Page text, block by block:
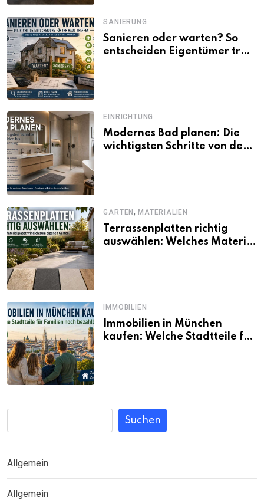
SANIERUNG
Sanieren oder warten? So
entscheiden Eigentümer trotz
EINRICHTUNG
Modernes Bad planen: Die
wichtigsten Schritte von der
GARTEN,MATERIALIEN
Terrassenplatten richtig
auswählen: Welches Material
IMMOBILIEN
Immobilien in München
kaufen: Welche Stadtteile für
Suchen
Allgemein
Allgemein